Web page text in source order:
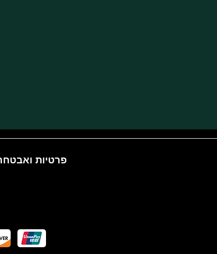
פרטיות